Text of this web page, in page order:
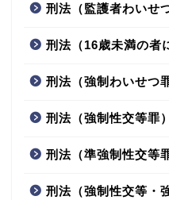
刑法（監護者わいせ
刑法（16歳未満の者
刑法（強制わいせつ
刑法（強制性交等罪）
刑法（準強制性交等
刑法（強制性交等・